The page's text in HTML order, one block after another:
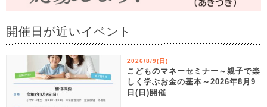
開催日が近いイベント
2026/8/9(日)
こどものマネーセミナー～親子で楽
しく学ぶお金の基本～2026年8月9
日(日)開催